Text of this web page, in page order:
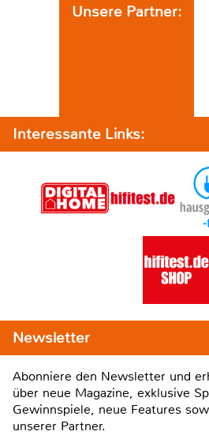
Unsere Partner:
Interessante Links:
Newsletter
Abonniere den Newsletter und
über neue Magazine, exklusive
Gewinnspiele, neue Features
unserer Partner.